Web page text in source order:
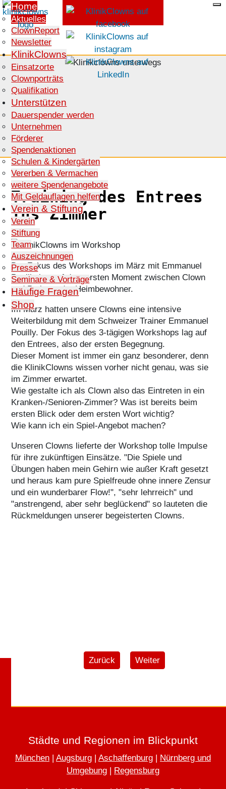
SPENDEN
Home
Aktuelles
ClownReport
Newsletter
KlinikClowns
Einsatzorte
Clownporträts
Qualifikation
Unterstützen
Dauerspender werden
Unternehmen
Förderer
Spendenaktionen
Schulen & Kindergärten
Vererben & Vermachen
weitere Spendenangebote
Mit Geldauflagen helfen
Verein & Stiftung
Verein
Stiftung
Team
Auszeichnungen
Presse
Seminare & Vorträge
Häufige Fragen
Shop
Training des Entrees
ins Zimmer
Der Fokus des Workshops im März mit Emmanuel
Pouilly lag auf dem ersten Moment zwischen Clown
und Patient oder Heimbewohner.
Im März hatten unsere Clowns eine intensive
Weiterbildung mit dem Schweizer Trainer Emmanuel
Pouilly. Der Fokus des 3-tägigen Workshops lag auf
den Entrees, also der ersten Begegnung.
Dieser Moment ist immer ein ganz besonderer, denn
die KlinikClowns wissen vorher nicht genau, was sie
im Zimmer erwartet.
Wie gestalte ich als Clown also das Eintreten in ein
Kranken-/Senioren-Zimmer? Was ist bereits beim
ersten Blick oder dem ersten Wort wichtig?
Wie kann ich ein Spiel-Angebot machen?
Unseren Clowns lieferte der Workshop tolle Impulse
für ihre zukünftigen Einsätze. "Die Spiele und
Übungen haben mein Gehirn wie außer Kraft gesetzt
und heraus kam pure Spielfreude ohne innere Zensur
und ein wunderbarer Flow!", "sehr lehrreich" und
"anstrengend, aber sehr beglückend" so lauteten die
Rückmeldungen unserer begeisterten Clowns.
Vorheriger Beitrag: Haus Palling -
Zurück Nächster Beitrag:
Weiter
Städte und Regionen im Blickpunkt
München | Augsburg | Aschaffenburg | Nürnberg und
Umgebung | Regensburg